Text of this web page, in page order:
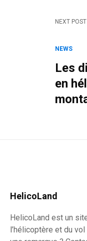
NEXT POST
NEWS
Les
en
HelicoLand
HelicoLand est un
l’hélicoptère et du